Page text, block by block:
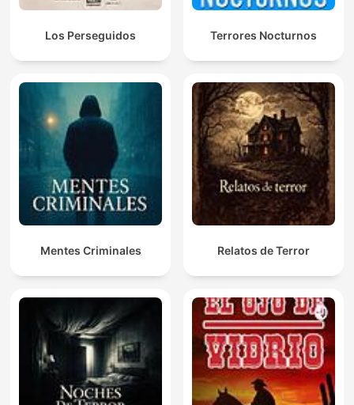
Los Perseguidos Terrores Nocturnos
Mentes Criminales Relatos de Terror